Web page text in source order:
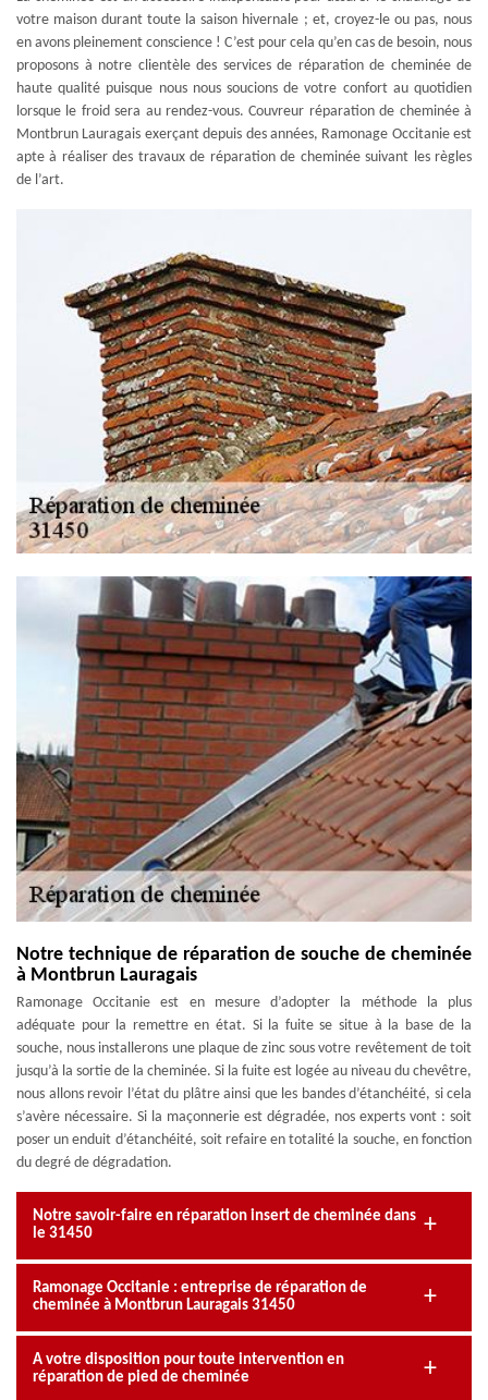
votre maison durant toute la saison hivernale ; et, croyez-le ou pas, nous
en avons pleinement conscience ! C’est pour cela qu’en cas de besoin, nous
proposons à notre clientèle des services de réparation de cheminée de
haute qualité puisque nous nous soucions de votre confort au quotidien
lorsque le froid sera au rendez-vous. Couvreur réparation de cheminée à
Montbrun Lauragais exerçant depuis des années, Ramonage Occitanie est
apte à réaliser des travaux de réparation de cheminée suivant les règles
de l’art.
Notre technique de réparation de souche de cheminée
à Montbrun Lauragais
Ramonage Occitanie est en mesure d’adopter la méthode la plus
adéquate pour la remettre en état. Si la fuite se situe à la base de la
souche, nous installerons une plaque de zinc sous votre revêtement de toit
jusqu’à la sortie de la cheminée. Si la fuite est logée au niveau du chevêtre,
nous allons revoir l’état du plâtre ainsi que les bandes d’étanchéité, si cela
s’avère nécessaire. Si la maçonnerie est dégradée, nos experts vont : soit
poser un enduit d’étanchéité, soit refaire en totalité la souche, en fonction
du degré de dégradation.
Notre savoir-faire en réparation insert de cheminée dans
le 31450
Ramonage Occitanie : entreprise de réparation de
cheminée à Montbrun Lauragais 31450
A votre disposition pour toute intervention en
réparation de pied de cheminée